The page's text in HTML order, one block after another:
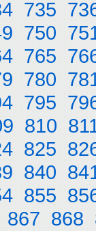
735
750
765
780
795
810
825
840
855
867 868